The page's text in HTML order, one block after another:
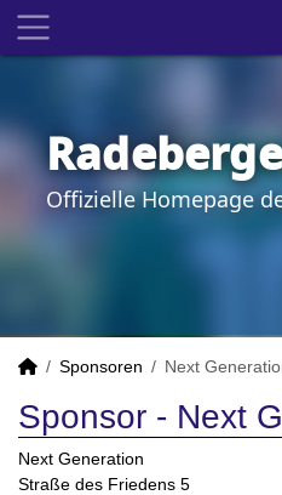
Offizielle Homepage
Sponsoren Next
Sponsor - Next
Next Generation
Straße des Friedens 5